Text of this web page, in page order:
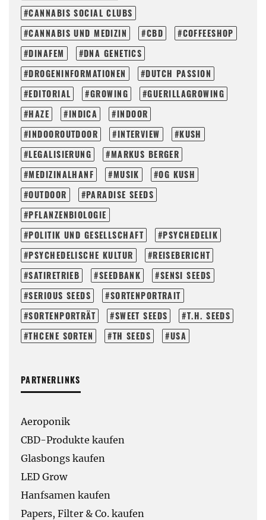
CANNABIS SOCIAL CLUBS
CANNABIS UND MEDIZIN
CBD
COFFEESHOP
DINAFEM
DNA GENETICS
DROGENINFORMATIONEN
DUTCH PASSION
EDITORIAL
GROWING
GUERILLAGROWING
HAZE
INDICA
INDOOR
INDOOROUTDOOR
INTERVIEW
KUSH
LEGALISIERUNG
MARKUS BERGER
MEDIZINALHANF
MUSIK
OG KUSH
OUTDOOR
PARADISE SEEDS
PFLANZENBIOLOGIE
POLITIK UND GESELLSCHAFT
PSYCHEDELIK
PSYCHEDELISCHE KULTUR
REISEBERICHT
SATIRETRIEB
SEEDBANK
SENSI SEEDS
SERIOUS SEEDS
SORTENPORTRAIT
SORTENPORTRÄT
SWEET SEEDS
T.H. SEEDS
THCENE SORTEN
TH SEEDS USA
PARTNERLINKS
Aeroponik
CBD-Produkte kaufen
Glasbongs kaufen
LED Grow
Hanfsamen kaufen
Papers, Filter & Co. kaufen